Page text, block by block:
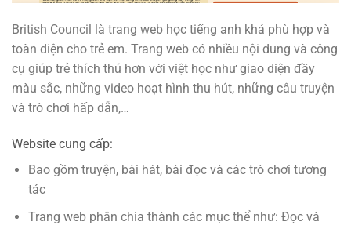
British Council là trang web học tiếng anh khá phù hợp và
toàn diện cho trẻ em. Trang web có nhiều nội dung và công
cụ giúp trẻ thích thú hơn với việt học như giao diện đầy
màu sắc, những video hoạt hình thu hút, những câu truyện
và trò chơi hấp dẫn,…
Website cung cấp:
Bao gồm truyện, bài hát, bài đọc và các trò chơi tương
tác
Trang web phân chia thành các mục thể như: Đọc và